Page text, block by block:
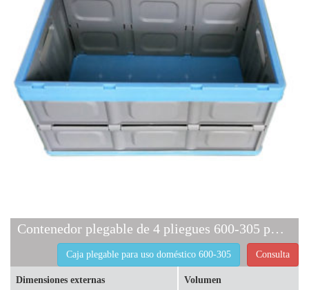
Contenedor plegable de 4 pliegues 600-305 para uso doméstico
Consulta
Caja plegable para uso doméstico 600-305
Dimensiones externas Volumen